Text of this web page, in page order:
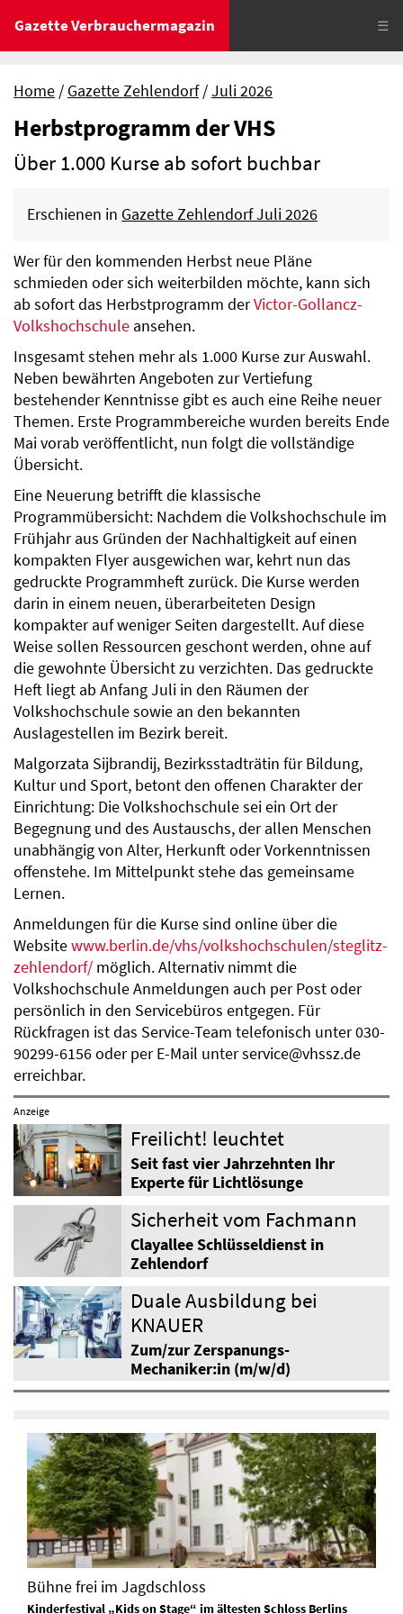
Gazette Verbrauchermagazin ☰
Home Gazette Zehlendorf Juli 2026
Herbstprogramm der VHS
Über 1.000 Kurse ab sofort buchbar
Erschienen in Gazette Zehlendorf Juli 2026
Wer für den kommenden Herbst neue Pläne
schmieden oder sich weiterbilden möchte, kann sich
ab sofort das Herbstprogramm derVictor-Gollancz-
Volkshochschule ansehen.
Insgesamt stehen mehr als 1.000 Kurse zur Auswahl.
Neben bewährten Angeboten zur Vertiefung
bestehender Kenntnisse gibt es auch eine Reihe neuer
Themen. Erste Programmbereiche wurden bereits Ende
Mai vorab veröffentlicht, nun folgt die vollständige
Übersicht.
Eine Neuerung betrifft die klassische
Programmübersicht: Nachdem die Volkshochschule im
Frühjahr aus Gründen der Nachhaltigkeit auf einen
kompakten Flyer ausgewichen war, kehrt nun das
gedruckte Programmheft zurück. Die Kurse werden
darin in einem neuen, überarbeiteten Design
kompakter auf weniger Seiten dargestellt. Auf diese
Weise sollen Ressourcen geschont werden, ohne auf
die gewohnte Übersicht zu verzichten. Das gedruckte
Heft liegt ab Anfang Juli in den Räumen der
Volkshochschule sowie an den bekannten
Auslagestellen im Bezirk bereit.
Malgorzata Sijbrandij, Bezirksstadträtin für Bildung,
Kultur und Sport, betont den offenen Charakter der
Einrichtung: Die Volkshochschule sei ein Ort der
Begegnung und des Austauschs, der allen Menschen
unabhängig von Alter, Herkunft oder Vorkenntnissen
offenstehe. Im Mittelpunkt stehe das gemeinsame
Lernen.
Anmeldungen für die Kurse sind online über die
Websitewww.berlin.de/vhs/volkshochschulen/steglitz-
zehlendorf/ möglich. Alternativ nimmt die
Volkshochschule Anmeldungen auch per Post oder
persönlich in den Servicebüros entgegen. Für
Rückfragen ist das Service-Team telefonisch unter 030-
90299-6156 oder per E-Mail unter service@vhssz.de
erreichbar.
Anzeige
Freilicht! leuchtet
Seit fast vier Jahrzehnten Ihr
Experte für Lichtlösunge
Sicherheit vom Fachmann
Clayallee Schlüsseldienst in
Zehlendorf
Duale Ausbildung bei
KNAUER
Zum/zur Zerspanungs-
Mechaniker:in (m/w/d)
Bühne frei im Jagdschloss
Kinderfestival „Kids on Stage“ im ältesten Schloss Berlins